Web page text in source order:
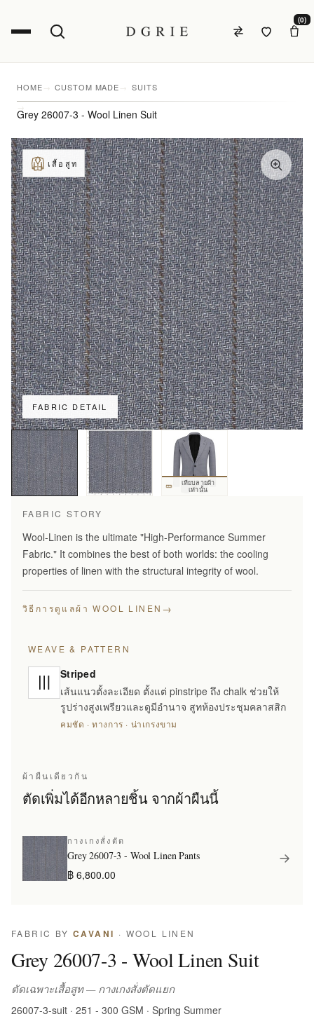
(0)
HOME CUSTOM MADE SUITS
Grey 26007-3 - Wool Linen Suit
FABRIC DETAIL
เสื้อสูท
เทียบลายผ้า
เท่านั้น
FABRIC STORY
Wool-Linen is the ultimate "High-Performance Summer
Fabric." It combines the best of both worlds: the cooling
properties of linen with the structural integrity of wool.
วิธีการดูแลผ้า WOOL LINEN →
WEAVE & PATTERN
Striped
เส้นแนวตั้งละเอียด ตั้งแต่ pinstripe ถึง chalk ช่วยให้
รูปร่างสูงเพรียวและดูมีอำนาจ สูทห้องประชุมคลาสสิก
คมชัด · ทางการ · น่าเกรงขาม
ผ้าผืนเดียวกัน
ตัดเพิ่มได้อีกหลายชิ้น จากผ้าผืนนี้
กางเกงสั่งตัด
Grey 26007-3 - Wool Linen Pants
฿ 6,800.00
FABRIC BY CAVANI · WOOL LINEN
Grey 26007-3 - Wool Linen Suit
ตัดเฉพาะเสื้อสูท — กางเกงสั่งตัดแยก
26007-3-suit · 251 - 300 GSM · Spring Summer